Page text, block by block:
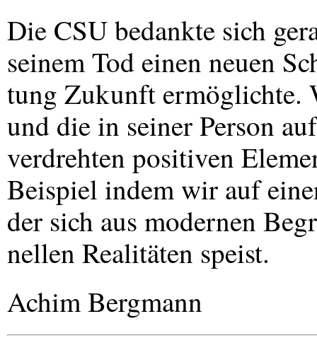
Die CSUbedankte sich
seinem Tod einen neuen
tung Zukunft ermöglichte.
und die in seiner Person
verdrehten positiven
Beispiel indem wir auf
der sich aus modernen
nellen Realitäten speist.
Achim Bergmann